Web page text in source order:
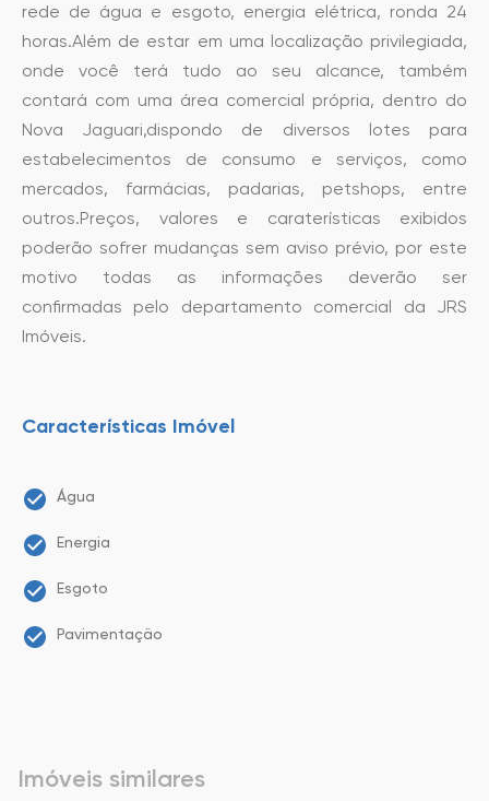
rede de água e esgoto, energia elétrica, ronda 24
horas.Além de estar em uma localização privilegiada,
onde você terá tudo ao seu alcance, também
contará com uma área comercial própria, dentro do
Nova Jaguari,dispondo de diversos lotes para
estabelecimentos de consumo e serviços, como
mercados, farmácias, padarias, petshops, entre
outros.Preços, valores e caraterísticas exibidos
poderão sofrer mudanças sem aviso prévio, por este
motivo todas as informações deverão ser
confirmadas pelo departamento comercial da JRS
Imóveis.
Características Imóvel
Água
Energia
Esgoto
Pavimentação
Imóveis similares